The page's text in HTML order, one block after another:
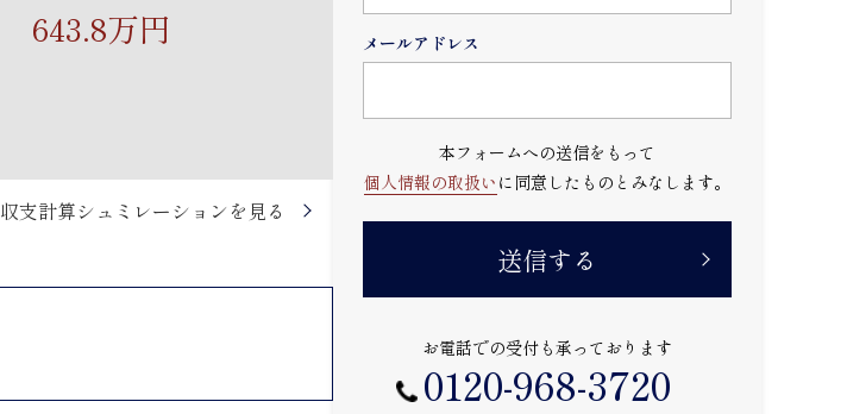
メールアドレス
本フォームへの送信をもって
個人情報の取扱い に同意したものとみなします。
お電話での受付も承っております
0120-968-3720
643.8万円
収支計算シュミレーションを見る